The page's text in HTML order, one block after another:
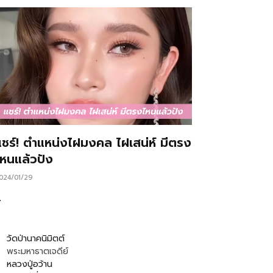
ร์! ตำแหน่งไฝมงคล ไฝเสน่ห์ มีตรง
นแล้วปัง
01/29
วัดป่านาคนิมิตต์
พระมหาธาตเจดีย์
หลวงปู่อว้าน